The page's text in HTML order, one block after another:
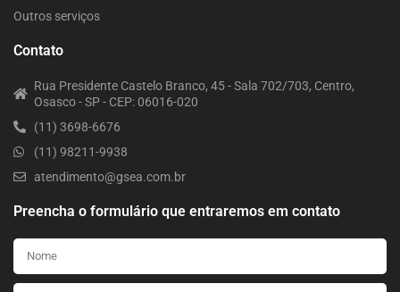
Outros serviços
Contato
Rua Presidente Castelo Branco, 45 - Sala 702/703, Centro,
Osasco - SP - CEP: 06016-020
(11) 3698-6676
(11) 98211-9938
atendimento@gsea.com.br
Preencha o formulário que entraremos em contato